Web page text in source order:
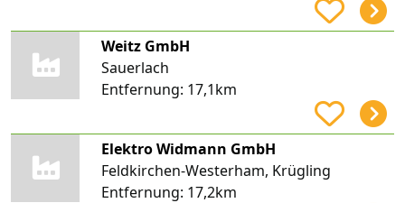
Weitz GmbH
Sauerlach
Entfernung: 17,1km
Elektro Widmann GmbH
Feldkirchen-Westerham, Krügling
Entfernung: 17,2km